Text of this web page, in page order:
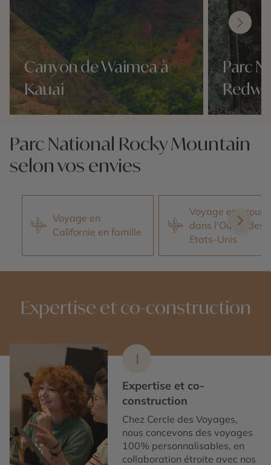
Canyon de Waimea à
Kauai
Parc
Parc National Rocky Mountain
selon vos envies
Voyage en
Californie en famille
Voyage en groupe
dans l'Ouest des
Etats-Unis
Expertise et co-construction
1
Expertise et co-
construction
Chez Cercle des Voyages,
nous concevons des voyages
100% personnalisables, en
collaboration étroite avec nos